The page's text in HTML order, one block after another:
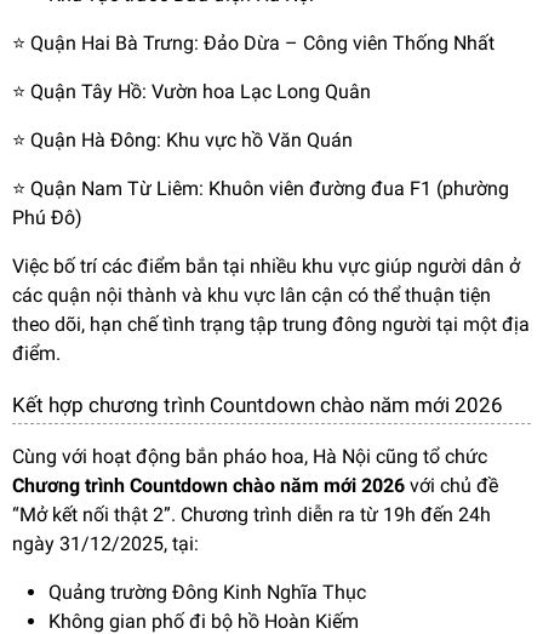
⭐️ Quận Hai Bà Trưng: Đảo Dừa – Công viên Thống Nhất
⭐️ Quận Tây Hồ: Vườn hoa Lạc Long Quân
⭐️ Quận Hà Đông: Khu vực hồ Văn Quán
⭐️ Quận Nam Từ Liêm: Khuôn viên đường đua F1 (phường
Phú Đô)
Việc bố trí các điểm bắn tại nhiều khu vực giúp người dân ở
các quận nội thành và khu vực lân cận có thể thuận tiện
theo dõi, hạn chế tình trạng tập trung đông người tại một địa
điểm.
Kết hợp chương trình Countdown chào năm mới 2026
Cùng với hoạt động bắn pháo hoa, Hà Nội cũng tổ chức
Chương trình Countdown chào năm mới 2026 với chủ đề
“Mở kết nối thật 2”. Chương trình diễn ra từ 19h đến 24h
ngày 31/12/2025, tại:
Quảng trường Đông Kinh Nghĩa Thục
Không gian phố đi bộ hồ Hoàn Kiếm